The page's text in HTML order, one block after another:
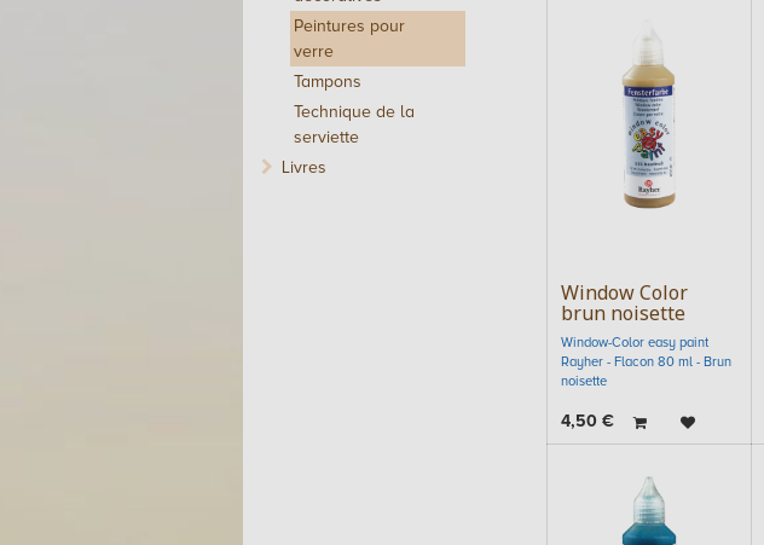
Peintures pour
verre
Tampons
Technique de la
serviette
Livres
Window Color
brun noisette
Window-Color easy paint
Rayher - Flacon 80 ml - Brun
noisette
4,50€